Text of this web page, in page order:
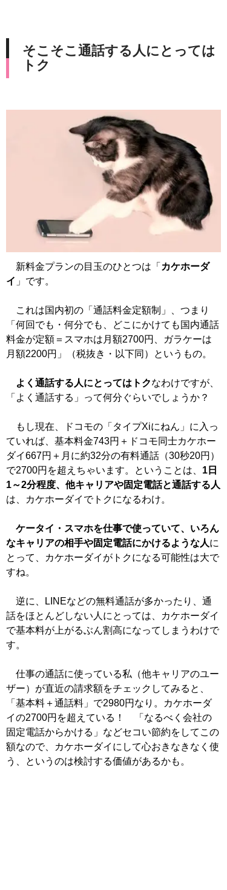
そこそこ通話する人にとっては
トク
新料金プランの目玉のひとつは「 カケホーダ
イ 」です。
これは国内初の「通話料金定額制」、つまり
「何回でも・何分でも、どこにかけても国内通話
料金が定額＝スマホは月額2700円、ガラケーは
月額2200円」（税抜き・以下同）というもの。
よく通話する人にとってはトクなわけですが、
「よく通話する」って何分ぐらいでしょうか？
もし現在、ドコモの「タイプXiにねん」に入っ
ていれば、基本料金743円＋ドコモ同士カケホー
ダイ667円＋月に約32分の有料通話（30秒20円）
で2700円を超えちゃいます。ということは、 1日
1～2分程度、他キャリアや固定電話と通話する人
は、カケホーダイでトクになるわけ。
ケータイ・スマホを仕事で使っていて、いろん
なキャリアの相手や固定電話にかけるような人に
とって、カケホーダイがトクになる可能性は大で
すね。
逆に、LINEなどの無料通話が多かったり、通
話をほとんどしない人にとっては、カケホーダイ
で基本料が上がるぶん割高になってしまうわけで
す。
仕事の通話に使っている私（他キャリアのユー
ザー）が直近の請求額をチェックしてみると、
「基本料＋通話料」で2980円なり。カケホーダ
イの2700円を超えている！ 「なるべく会社の
固定電話からかける」などセコい節約をしてこの
額なので、カケホーダイにして心おきなきなく使
う、というのは検討する価値があるかも。